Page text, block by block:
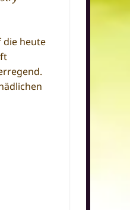
die heute